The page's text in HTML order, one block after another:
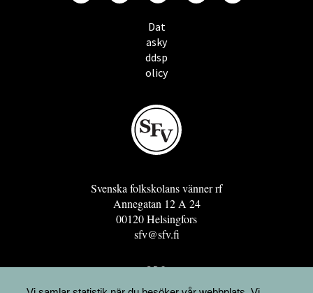
Dat
asky
ddsp
olicy
Svenska folkskolans vänner rf
Annegatan 12 A 24
00120 Helsingfors
sfv@sfv.fi
GRO
FÖRENINGSRESURSEN